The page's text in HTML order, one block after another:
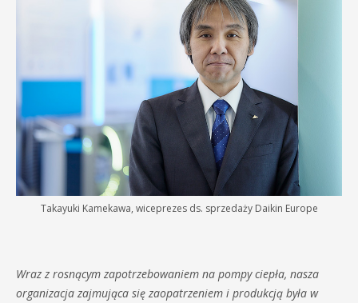
Takayuki Kamekawa, wiceprezes ds. sprzedaży Daikin Europe
Wraz z rosnącym zapotrzebowaniem na pompy ciepła, nasza
organizacja zajmująca się zaopatrzeniem i produkcją była w